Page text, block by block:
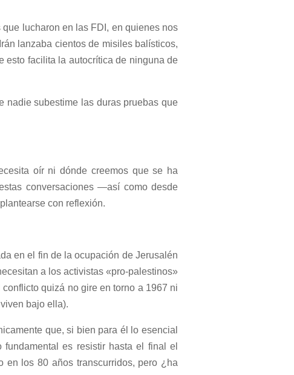
lucharon en las FDI, en quienes nos
lanzaba cientos de misiles balísticos,
esto facilita la autocrítica de ninguna de
nadie subestime las duras pruebas que
oír ni dónde creemos que se ha
conversaciones —así como desde
con reflexión.
en el fin de la ocupación de Jerusalén
a los activistas «pro-palestinos»
quizá no gire en torno a 1967 ni
bajo ella).
que, si bien para él lo esencial
es resistir hasta el final el
en los 80 años transcurridos, pero ¿ha